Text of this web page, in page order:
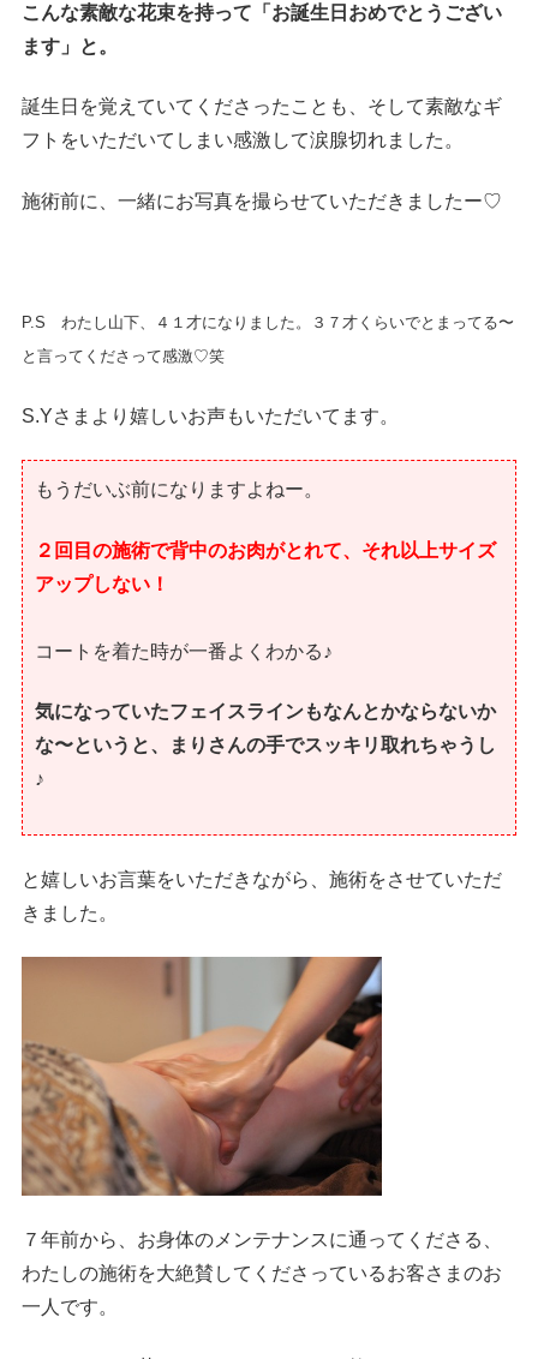
こんな素敵な花束を持って「お誕生日おめでとうござい
ます」と。
誕生日を覚えていてくださったことも、そして素敵なギ
フトをいただいてしまい感激して涙腺切れました。
施術前に、一緒にお写真を撮らせていただきましたー♡
P.S わたし山下、４１才になりました。３７才くらいでとまってる〜
と言ってくださって感激♡笑
S.Yさまより嬉しいお声もいただいてます。
もうだいぶ前になりますよねー。
２回目の施術で背中のお肉がとれて、それ以上サイズ
アップしない！
コートを着た時が一番よくわかる♪
気になっていたフェイスラインもなんとかならないか
な〜というと、まりさんの手でスッキリ取れちゃうし
♪
と嬉しいお言葉をいただきながら、施術をさせていただ
きました。
７年前から、お身体のメンテナンスに通ってくださる、
わたしの施術を大絶賛してくださっているお客さまのお
一人です。